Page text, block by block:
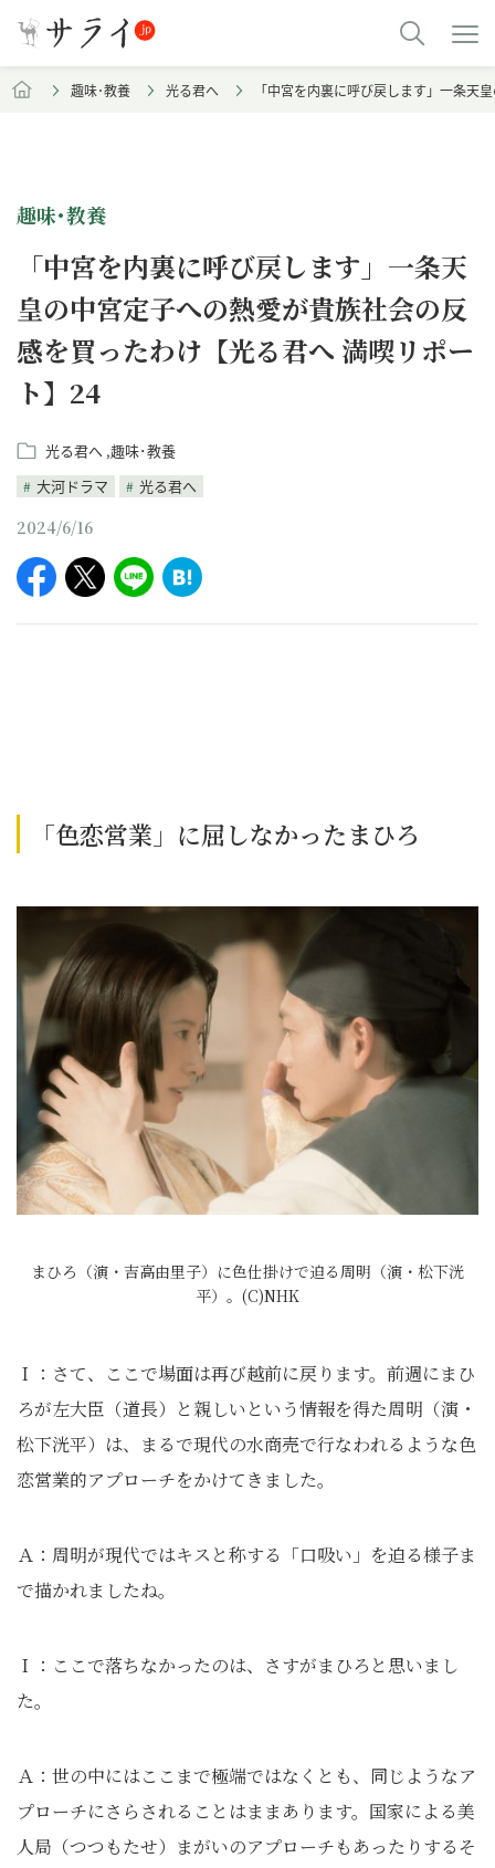
趣味･教養 光る君へ 「中宮を内裏に呼び戻します」一条天
趣味･教養
「中宮を内裏に呼び戻します」一条天
皇の中宮定子への熱愛が貴族社会の反
感を買ったわけ【光る君へ 満喫リポー
ト】24
光る君へ 趣味･教養
大河ドラマ
光る君へ
2024/6/16
「色恋営業」に屈しなかったまひろ
まひろ（演・吉高由里子）に色仕掛けで迫る周明（演・松下洸
平）。(C)NHK
Ｉ：さて、ここで場面は再び越前に戻ります。前週にまひ
ろが左大臣（道長）と親しいという情報を得た周明（演・
松下洸平）は、まるで現代の水商売で行なわれるような色
恋営業的アプローチをかけてきました。
Ａ：周明が現代ではキスと称する「口吸い」を迫る様子ま
で描かれましたね。
Ｉ：ここで落ちなかったのは、さすがまひろと思いまし
た。
Ａ：世の中にはここまで極端ではなくとも、同じようなア
プローチにさらされることはままあります。国家による美
人局（つつもたせ）まがいのアプローチもあったりするそ